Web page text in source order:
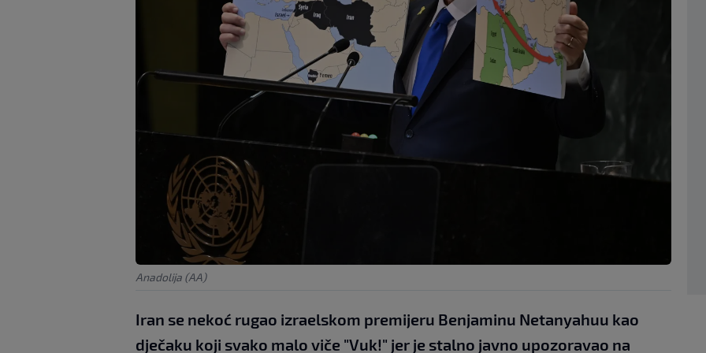
Anadolija (AA)
Iran se nekoć rugao izraelskom premijeru Benjaminu Netanyahuu kao
dječaku koji svako malo viče "Vuk!" jer je stalno javno upozoravao na